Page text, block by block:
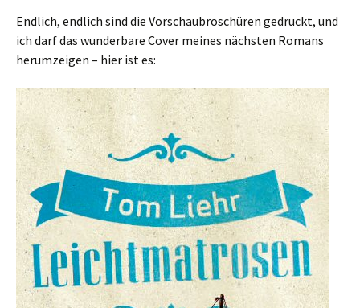
Endlich, endlich sind die Vorschaubroschüren gedruckt, und
ich darf das wunderbare Cover meines nächsten Romans
herumzeigen – hier ist es: